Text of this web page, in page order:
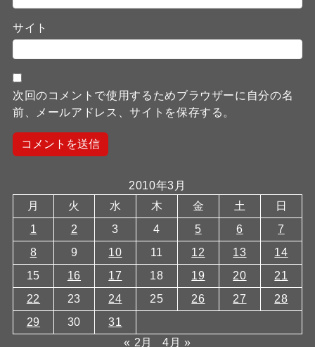
サイト
次回のコメントで使用するためブラウザーに自分の名
前、メールアドレス、サイトを保存する。
2010年3月
月
火 水 木 金 土
日
1
2 3 4 5 6
7
8
9 10 11 12 13
14
15
16 17 18 19 20
21
22
23 24 25 26 27
28
29
30
31
« 2月
4月 »